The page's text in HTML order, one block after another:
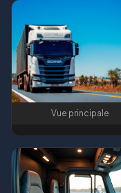
Vue principale